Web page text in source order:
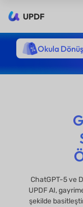
UPDF
Okula
ChatGPT-5 ve
UPDF AI,
şekilde